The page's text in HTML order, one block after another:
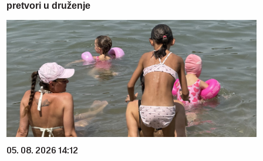
pretvori u druženje
05. 08. 2026 14:12